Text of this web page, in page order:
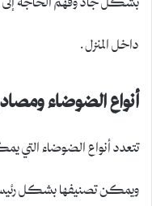
داخل المنزل.
أنواع الضوضاء
تتعدد أنواع الضوضاء التي
ويمكن تصنيفها بشكل